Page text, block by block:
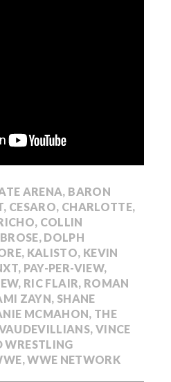
ARENA, BARON
, CESARO, CHARLOTTE,
, COLLIN
, DOLPH
, KALISTO, KEVIN
, PAY-PER-VIEW,
, RIC FLAIR, ROMAN
ZAYN, SHANE
MCMAHON, THE
, VINCE
WRESTLING
,WWE NETWORK